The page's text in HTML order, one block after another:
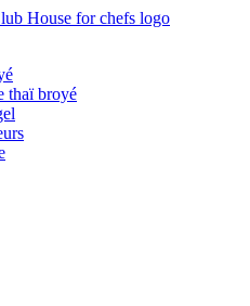
thaï broyé